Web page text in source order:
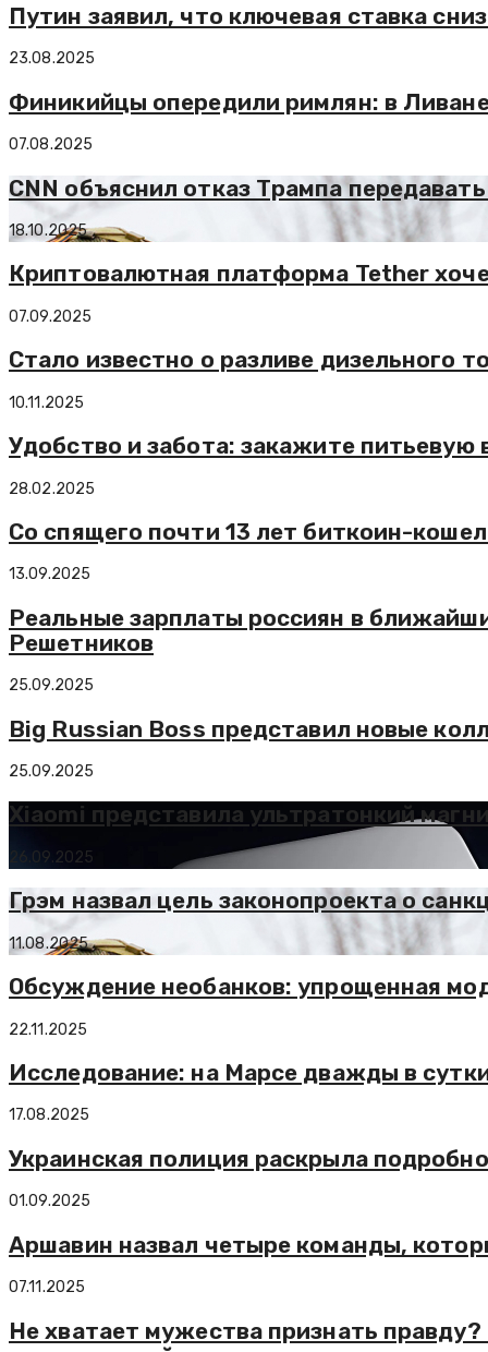
Путин заявил, что ключевая ставка
23.08.2025
Финикийцы опередили римлян: в
07.08.2025
CNN объяснил отказ Трампа
18.10.2025
Криптовалютная платформа Tether
07.09.2025
Стало известно о разливе дизельного
10.11.2025
Удобство и забота: закажите питьевую
28.02.2025
Со спящего почти 13 лет биткоин-
13.09.2025
Реальные зарплаты россиян в
Решетников
25.09.2025
Big Russian Boss представил новые
25.09.2025
Xiaomi представила ультратонкий
26.09.2025
Грэм назвал цель законопроекта о
11.08.2025
Обсуждение необанков: упрощенная
22.11.2025
Исследование: на Марсе дважды в
17.08.2025
Украинская полиция раскрыла
01.09.2025
Аршавин назвал четыре команды,
07.11.2025
Не хватает мужества признать